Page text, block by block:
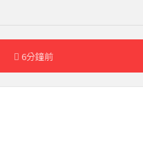
6分鐘前